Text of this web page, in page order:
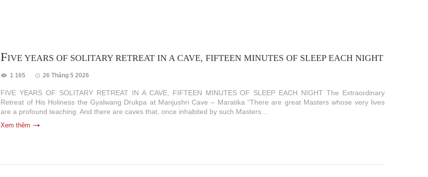
FIVE YEARS OF SOLITARY RETREAT IN A CAVE, FIFTEEN MINUTES OF SLEEP EACH NIGHT
1 165 26 Tháng 5 2026
FIVE YEARS OF SOLITARY RETREAT IN A CAVE, FIFTEEN MINUTES OF SLEEP EACH NIGHT The Extraordinary
Retreat of His Holiness the Gyalwang Drukpa at Manjushri Cave – Maratika “There are great Masters whose very lives
are a profound teaching. And there are caves that, once inhabited by such Masters...
Xem thêm